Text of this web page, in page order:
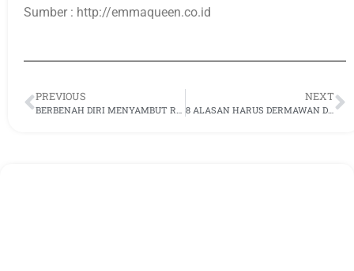
Sumber : http://emmaqueen.co.id
PREVIOUS
BERBENAH DIRI MENYAMBUT RAMADHAN
NEXT
8 ALASAN HARUS DERMAWAN DI BULAN RAMADHAN